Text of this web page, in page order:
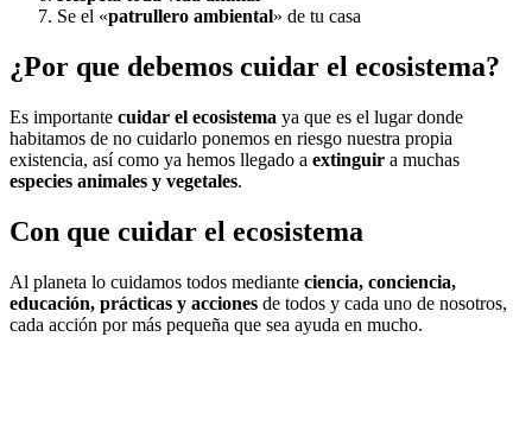
Se el «patrullero ambiental» de tu casa
¿Por que debemos cuidar el ecosistema?
Es importante cuidar el ecosistema ya que es el lugar donde
habitamos de no cuidarlo ponemos en riesgo nuestra propia
existencia, así como ya hemos llegado a extinguir a muchas
especies animales y vegetales.
Con que cuidar el ecosistema
Al planeta lo cuidamos todos mediante ciencia, conciencia,
educación, prácticas y acciones de todos y cada uno de nosotros,
cada acción por más pequeña que sea ayuda en mucho.